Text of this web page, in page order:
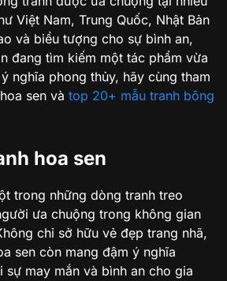
Việt Nam, Trung Quốc, Nhật Bản
và biểu tượng cho sự bình an,
đang tìm kiếm một tác phẩm vừa
nghĩa phong thủy, hãy cùng tham
sen và top 20+ mẫu tranh bông
hoa sen
trong những dòng tranh treo
ưa chuộng trong không gian
chỉ sở hữu vẻ đẹp trang nhã,
sen còn mang đậm ý nghĩa
sự may mắn và bình an cho gia